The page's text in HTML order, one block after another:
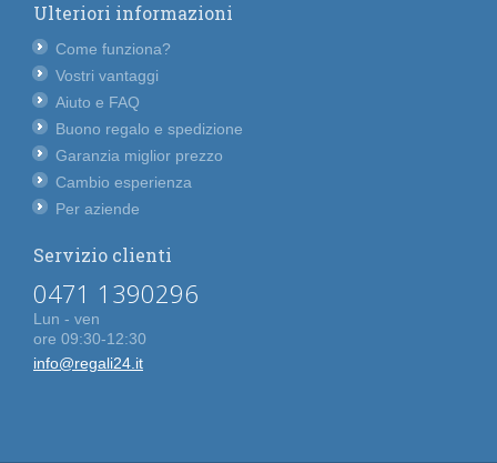
Ulteriori informazioni
Come funziona?
Vostri vantaggi
Aiuto e FAQ
Buono regalo e spedizione
Garanzia miglior prezzo
Cambio esperienza
Per aziende
Servizio clienti
0471 1390296
Lun - ven
ore 09:30-12:30
info@regali24.it